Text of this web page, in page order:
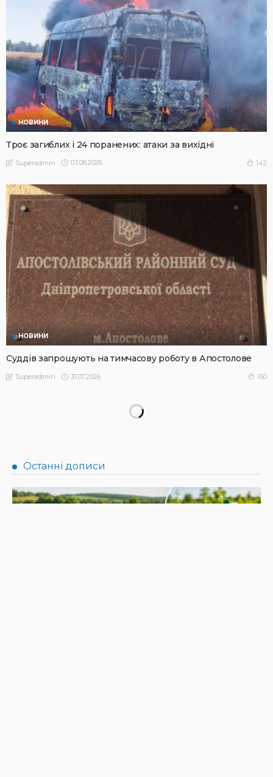
НОВИНИ
Троє загиблих і 24 поранених: атаки за вихідні
Superadmin 03.08.2026 142
НОВИНИ
Суддів запрошують на тимчасову роботу в Апостолове
Superadmin 31.07.2026 150